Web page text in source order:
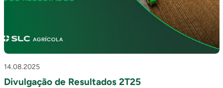
14.08.2025
Divulgação de Resultados 2T25